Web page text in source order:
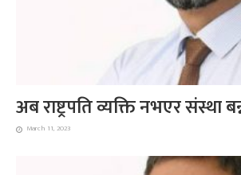
अब राष्ट्रपति व्यक्ति नभएर संस्था
March 11, 2023